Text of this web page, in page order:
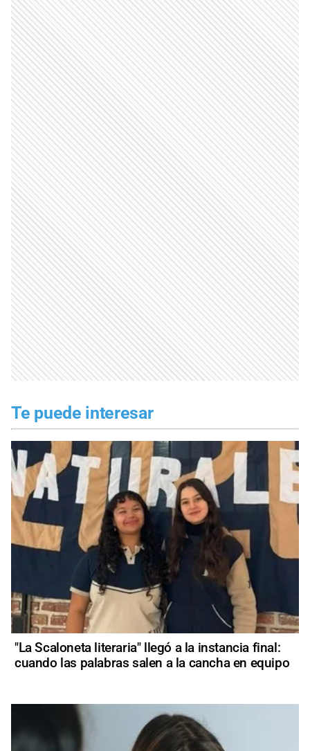
Te puede interesar
"La Scaloneta literaria" llegó a la instancia final:
cuando las palabras salen a la cancha en equipo